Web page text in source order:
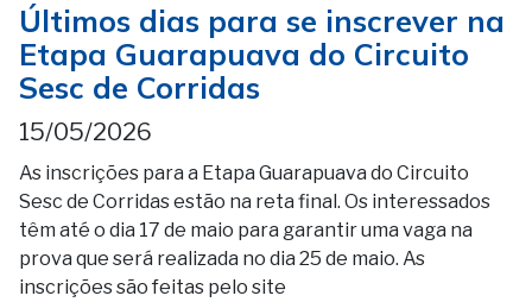
Últimos dias para se inscrever na
Etapa Guarapuava do Circuito
Sesc de Corridas
15/05/2026
As inscrições para a Etapa Guarapuava do Circuito
Sesc de Corridas estão na reta final. Os interessados
têm até o dia 17 de maio para garantir uma vaga na
prova que será realizada no dia 25 de maio. As
inscrições são feitas pelo site